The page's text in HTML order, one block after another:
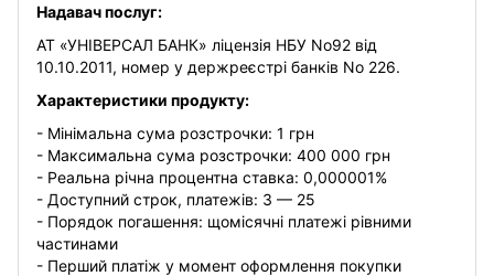
Надавач послуг:
АТ «УНІВЕРСАЛ БАНК» ліцензія НБУ No92 від
10.10.2011, номер у держреєстрі банків No 226.
Характеристики продукту:
- Мінімальна сума розстрочки: 1 грн
- Максимальна сума розстрочки: 400 000 грн
- Реальна річна процентна ставка: 0,000001%
- Доступний строк, платежів: 3 — 25
- Порядок погашення: щомісячні платежі рівними
частинами
- Перший платіж у момент оформлення покупки